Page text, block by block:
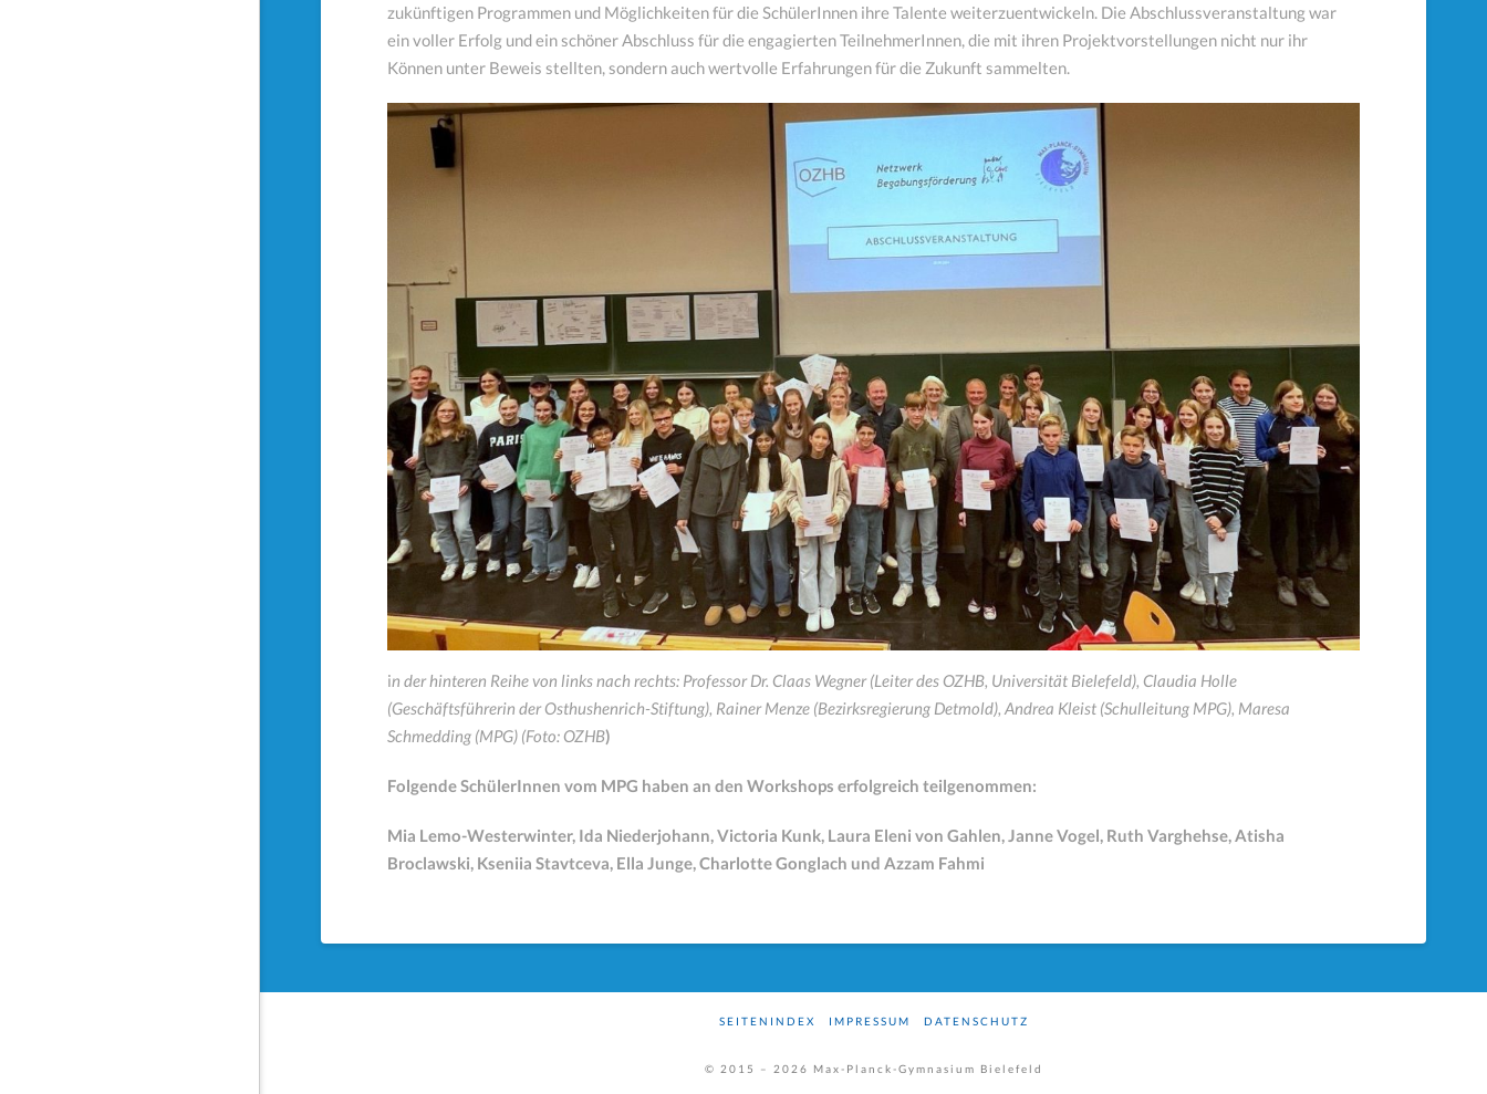
zukünftigen Programmen und Möglichkeiten für die SchülerInnen ihre Talente weiterzuentwickeln. Die Abschlussveranstaltung war
ein voller Erfolg und ein schöner Abschluss für die engagierten TeilnehmerInnen, die mit ihren Projektvorstellungen nicht nur ihr
Können unter Beweis stellten, sondern auch wertvolle Erfahrungen für die Zukunft sammelten.
in der hinteren Reihe von links nach rechts: Professor Dr. Claas Wegner (Leiter des OZHB, Universität Bielefeld), Claudia Holle
(Geschäftsführerin der Osthushenrich-Stiftung), Rainer Menze (Bezirksregierung Detmold), Andrea Kleist (Schulleitung MPG), Maresa
Schmedding (MPG) (Foto: OZHB)
Folgende SchülerInnen vom MPG haben an den Workshops erfolgreich teilgenommen:
Mia Lemo-Westerwinter, Ida Niederjohann, Victoria Kunk, Laura Eleni von Gahlen, Janne Vogel, Ruth Varghehse, Atisha
Broclawski, Kseniia Stavtceva, Ella Junge, Charlotte Gonglach und Azzam Fahmi
SEITENINDEX IMPRESSUM DATENSCHUTZ
© 2015 – 2026 Max-Planck-Gymnasium Bielefeld